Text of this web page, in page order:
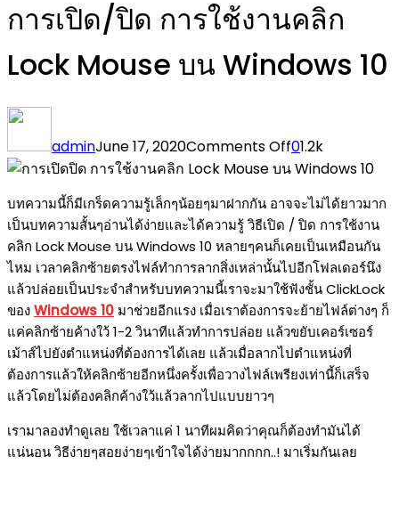
การเปิด/ปิด การใช้งานคลิก
Lock Mouse บน Windows 10
adminJune 17, 2020Comments Offการ
เปิด/
การ
ใช้
งาน
คลิก
Lock
Mouse
บน
Windows
10
01.2k
บทความนี้ก็มีเกร็ดความรู้เล็กๆน้อยๆมาฝากกัน อาจจะไม่ได้ยาวมาก
เป็นบทความสั้นๆอ่านได้ง่ายและได้ความรู้ วิธีเปิด / ปิด การใช้งาน
คลิก Lock Mouse บน Windows 10 หลายๆคนก็เคยเป็นเหมือนกัน
ไหม เวลาคลิกซ้ายตรงไฟล์ทำการลากสิ่งเหล่านั้นไปอีกโฟลเดอร์นึง
แล้วปล่อยเป็นประจำสำหรับบทความนี้เราจะมาใช้ฟังชั้น ClickLock
ของWindows 10 มาช่วยอีกแรง เมื่อเราต้องการจะย้ายไฟล์ต่างๆ ก็
แค่คลิกซ้ายค้างใว้ 1-2 วินาทีแล้วทำการปล่อย แล้วขยับเคอร์เซอร์
เม้าส์ไปยังตำแหน่งที่ต้องการได้เลย แล้วเมื่อลากไปตำแหน่งที่
ต้องการแล้วให้คลิกซ้ายอีกหนึ่งครั้งเพื่อวางไฟล์เพรียงเท่านี้ก็เสร็จ
แล้วโดยไม่ต้องคลิกค้างใว้แล้วลากไปแบบยาวๆ
เรามาลองทำดูเลย ใช้เวลาแค่ 1 นาทีผมคิดว่าคุณก็ต้องทำมันได้
แน่นอน วิธีง่ายๆสอยง่ายๆเข้าใจได้ง่ายมากกกก..! มาเริ่มกันเลย